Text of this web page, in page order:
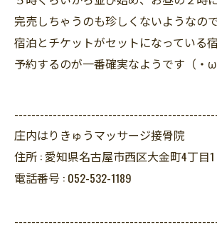
完売しちゃうのも珍しくないようなので
宿泊とチケットがセットになっている
予約するのが一番確実なようです（・ω
庄内はりきゅうマッサージ接骨院
住所 : 愛知県名古屋市西区大金町4丁目1
電話番号 : 052-532-1189